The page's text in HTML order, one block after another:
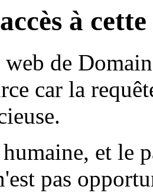
à
de
car la
et le
pas